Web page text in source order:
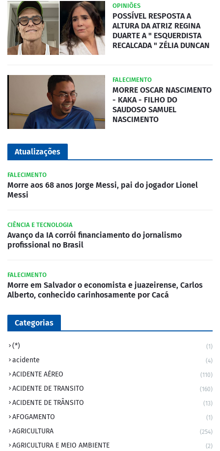
OPINIÕES
POSSÍVEL RESPOSTA A
ALTURA DA ATRIZ REGINA
DUARTE A " ESQUERDISTA
RECALCADA " ZÉLIA DUNCAN
FALECIMENTO
MORRE OSCAR NASCIMENTO
- KAKA - FILHO DO
SAUDOSO SAMUEL
NASCIMENTO
Atualizações
FALECIMENTO
Morre aos 68 anos Jorge Messi, pai do jogador Lionel
Messi
CIÊNCIA E TECNOLOGIA
Avanço da IA corrói financiamento do jornalismo
profissional no Brasil
FALECIMENTO
Morre em Salvador o economista e juazeirense, Carlos
Alberto, conhecido carinhosamente por Cacá
Categorias
(*) (1)
acidente (4)
ACIDENTE AÉREO (110)
ACIDENTE DE TRANSITO (160)
ACIDENTE DE TRÂNSITO (13)
AFOGAMENTO (1)
AGRICULTURA (254)
AGRICULTURA E MEIO AMBIENTE (2)